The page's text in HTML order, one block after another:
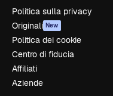
Politica sulla privacy
Originali New
Politica dei cookie
Centro di fiducia
Affiliati
Aziende